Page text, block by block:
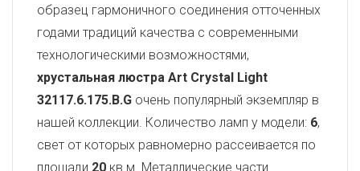
образец гармоничного соединения отточенных
годами традиций качества с современными
технологическими возможностями,
хрустальная люстра Art Crystal Light
32117.6.175.B.G очень популярный экземпляр в
нашей коллекции. Количество ламп у модели: 6,
свет от которых равномерно рассеивается по
площади 20 кв.м. Металлические части